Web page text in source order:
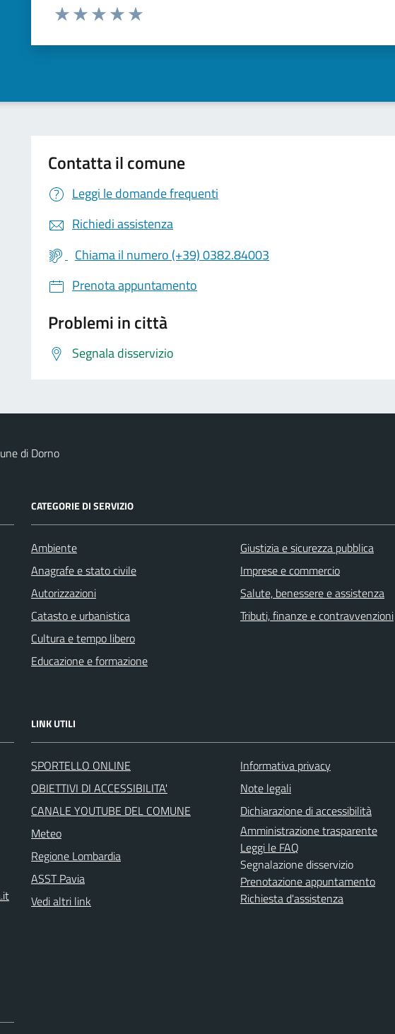
Valuta da 1 a 5 stelle la pagina
Contatta il comune
Leggi le domande frequenti
Richiedi assistenza
Chiama il numero (+39) 0382.84003
Prenota appuntamento
Problemi in città
Segnala disservizio
di Dorno
CATEGORIE DI SERVIZIO
Ambiente
Anagrafe e stato civile
Autorizzazioni
Catasto e urbanistica
Cultura e tempo libero
Educazione e formazione
Giustizia e sicurezza pubblica
Imprese e commercio
Salute, benessere e assistenza
Tributi, finanze e contravvenzioni
LINK UTILI
SPORTELLO ONLINE
OBIETTIVI DI ACCESSIBILITA'
CANALE YOUTUBE DEL COMUNE
Meteo
Regione Lombardia
ASST Pavia
Vedi altri link
Informativa privacy
Note legali
Dichiarazione di accessibilità
Amministrazione trasparente
Leggi le FAQ
Segnalazione disservizio
Prenotazione appuntamento
Richiesta d'assistenza